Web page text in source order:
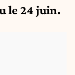
le 24 juin.